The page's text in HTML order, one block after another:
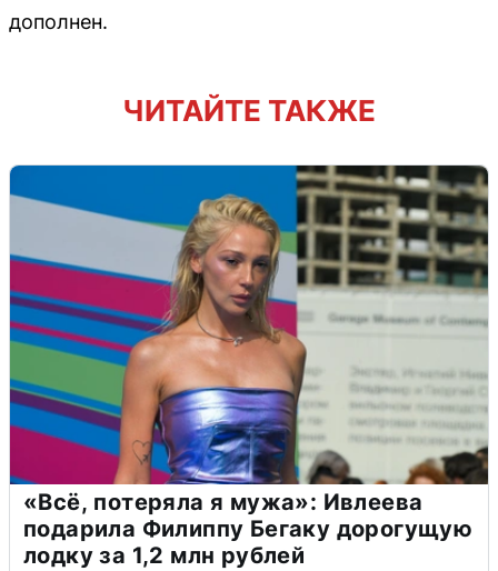
дополнен.
ЧИТАЙТЕ ТАКЖЕ
«Всё, потеряла я мужа»: Ивлеева
подарила Филиппу Бегаку дорогущую
лодку за 1,2 млн рублей